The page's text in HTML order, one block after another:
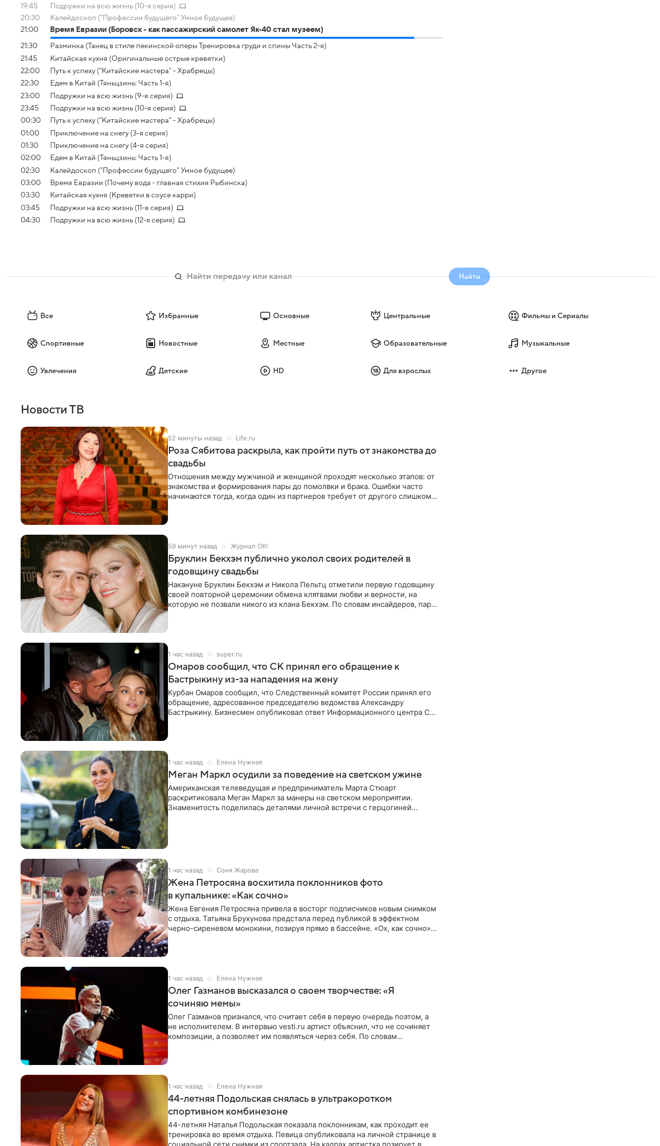
19:45
Подружки на всю жизнь (10-я серия)
20:30
Калейдоскоп ("Профессии будущего" Умное будущее)
21:00
Время Евразии (Боровск - как пассажирский самолет Як-40 стал музеем)
21:30
Разминка (Танец в стиле пекинской оперы Тренировка груди и спины Часть 2-я)
21:45
Китайская кухня (Оригинальные острые креветки)
22:00
Путь к успеху ("Китайские мастера" - Храбрецы)
22:30
Едем в Китай (Тяньцзинь: Часть 1-я)
23:00
Подружки на всю жизнь (9-я серия)
23:45
Подружки на всю жизнь (10-я серия)
00:30
Путь к успеху ("Китайские мастера" - Храбрецы)
01:00
Приключение на снегу (3-я серия)
01:30
Приключение на снегу (4-я серия)
02:00
Едем в Китай (Тяньцзинь: Часть 1-я)
02:30
Калейдоскоп ("Профессии будущего" Умное будущее)
03:00
Время Евразии (Почему вода - главная стихия Рыбинска)
03:30
Китайская кухня (Креветки в соусе карри)
03:45
Подружки на всю жизнь (11-я серия)
04:30
Подружки на всю жизнь (12-я серия)
Найти
Все Избранные Основные Центральные Фильмы и Сериалы
Спортивные Новостные Местные Образовательные Музыкальные
Увлечения Детские HD Для взрослых Другое
Новости ТВ
52 минуты назад Life.ru
Роза Сябитова раскрыла, как пройти путь от знакомства до
свадьбы
Отношения между мужчиной и женщиной проходят несколько этапов: от
знакомства и формирования пары до помолвки и брака. Ошибки часто
начинаются тогда, когда один из партнеров требует от другого слишком
59 минут назад Журнал OK!
Бруклин Бекхэм публично уколол своих родителей в
годовщину свадьбы
Накануне Бруклин Бекхэм и Никола Пельтц отметили первую годовщину
своей повторной церемонии обмена клятвами любви и верности, на
которую не позвали никого из клана Бекхэм. По словам инсайдеров, пара
1 час назад super.ru
Омаров сообщил, что СК принял его обращение к
Бастрыкину из-за нападения на жену
Курбан Омаров сообщил, что Следственный комитет России принял его
обращение, адресованное председателю ведомства Александру
Бастрыкину. Бизнесмен опубликовал ответ Информационного центра СК
1 час назад Елена Нужная
Меган Маркл осудили за поведение на светском ужине
Американская телеведущая и предприниматель Марта Стюарт
раскритиковала Меган Маркл за манеры на светском мероприятии.
Знаменитость поделилась деталями личной встречи с герцогиней
1 час назад Соня Жарова
Жена Петросяна восхитила поклонников фото
в купальнике: «Как сочно»
Жена Евгения Петросяна привела в восторг подписчиков новым снимком
с отдыха. Татьяна Брухунова предстала перед публикой в эффектном
черно-сиреневом монокини, позируя прямо в бассейне. «Ох, как сочно»,
1 час назад Елена Нужная
Олег Газманов высказался о своем творчестве: «Я
сочиняю мемы»
Олег Газманов признался, что считает себя в первую очередь поэтом, а
не исполнителем. В интервью vesti.ru артист объяснил, что не сочиняет
композиции, а позволяет им появляться через себя. По словам
1 час назад Елена Нужная
44-летняя Подольская снялась в ультракоротком
спортивном комбинезоне
44-летняя Наталья Подольская показала поклонникам, как проходит ее
тренировка во время отдыха. Певица опубликовала на личной странице в